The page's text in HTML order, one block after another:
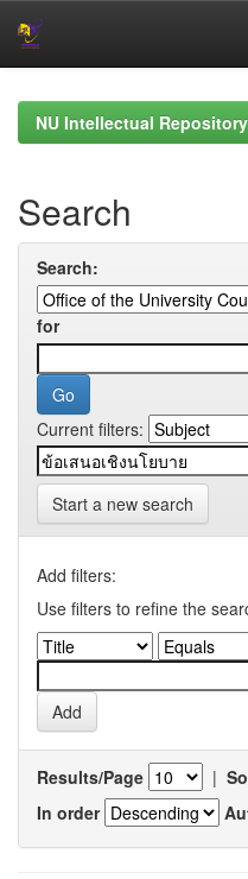
navigationNU Intellectual Repository
Search
Search:
for
Current filters:
Start a new search
Add filters:
Use filters to refine the
Results/Page |
In order